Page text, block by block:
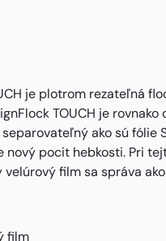
je plotrom rezateľná
TOUCH je rovnako
ako sú fólie
nový pocit hebkosti. Pri
velúrový film sa správa
film